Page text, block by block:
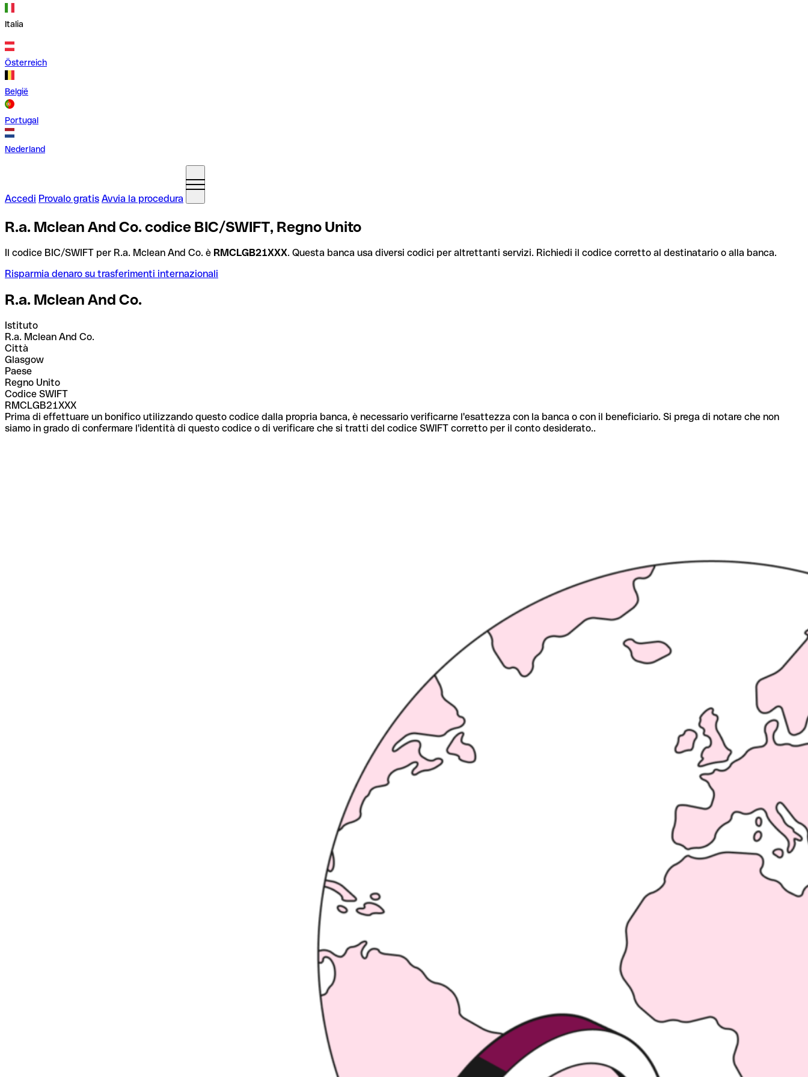
Italia
Österreich
België
Portugal
Nederland
Accedi Provalo gratis Avvia la procedura
R.a. Mclean And Co. codice BIC/SWIFT, Regno Unito
Il codice BIC/SWIFT per R.a. Mclean And Co. è RMCLGB21XXX. Questa banca usa diversi codici per altrettanti servizi. Richiedi il codice corretto al destinatario o alla banca.
Risparmia denaro su trasferimenti internazionali
R.a. Mclean And Co.
Istituto
R.a. Mclean And Co.
Città
Glasgow
Paese
Regno Unito
Codice SWIFT
RMCLGB21XXX
Prima di effettuare un bonifico utilizzando questo codice dalla propria banca, è necessario verificarne l'esattezza con la banca o con il beneficiario. Si prega di notare che non
siamo in grado di confermare l'identità di questo codice o di verificare che si tratti del codice SWIFT corretto per il conto desiderato..